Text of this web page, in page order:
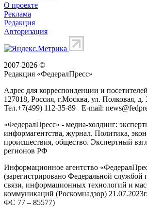
О проекте
Реклама
Редакция
Авторизация
2007-2026 ©
Редакция «ФедералПресс»
Адрес для корреспонденции и
127018, Россия, г.Москва, ул. Полковая, д.
Тел.+7(499) 112-35-89 E-mail:
«ФедералПресс» - медиа-холдинг:
информагентства, журнал. Политика,
происшествия, общество. Экспертный
регионов РФ
Информационное агентство
(зарегистрировано Федеральной службой
связи, информационных технологий и
коммуникаций (Роскомнадзор)
ФС 77 – 85577)